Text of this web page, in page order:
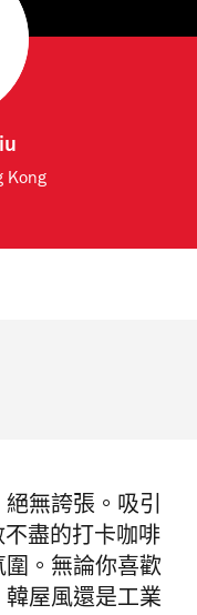
Kong
無誇張。吸引
盡的打卡咖啡
。無論你喜歡
屋風還是工業